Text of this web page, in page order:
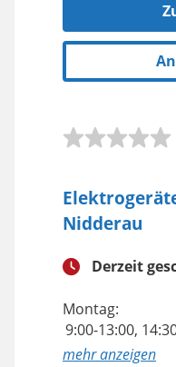
Nidderau
Derzeit
Montag:
9:00-13:00,
anzeigen